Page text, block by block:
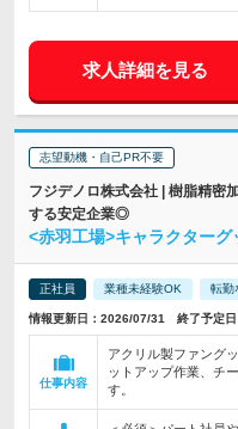
求人詳細を見る
志望動機・自己PR不要
フジデノロ株式会社 | 樹脂精密
する安定企業◎
<赤羽工場>キャラクターグ
正社員 業種未経験OK 転勤
情報更新日：2026/07/31 終了予定
仕事内容
アクリル製ファング
ットアップ作業、チ
す。